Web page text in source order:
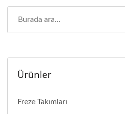
Ürünler
Freze Takımları